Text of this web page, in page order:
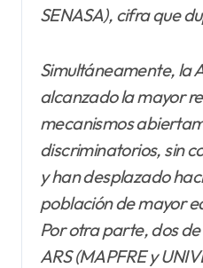
SENASA), cifra que
Simultáneamente, la
alcanzado la mayor
mecanismos
discriminatorios, sin
y han desplazado
población de mayor
Por otra parte, dos
ARS (MAPFRE y